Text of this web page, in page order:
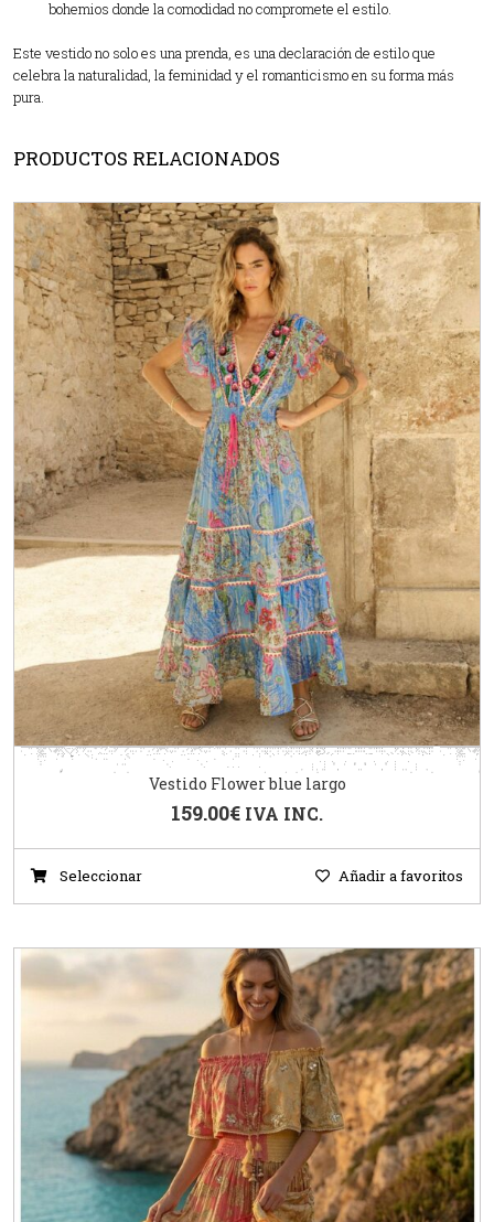
bohemios donde la comodidad no compromete el estilo.
Este vestido no solo es una prenda, es una declaración de estilo que
celebra la naturalidad, la feminidad y el romanticismo en su forma más
pura.
PRODUCTOS RELACIONADOS
Vestido Flower blue largo
159.00€ IVA INC.
Seleccionar Añadir a favoritos